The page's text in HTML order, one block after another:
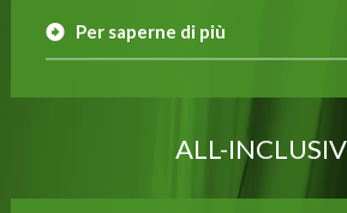
Per saperne di più
ALL-